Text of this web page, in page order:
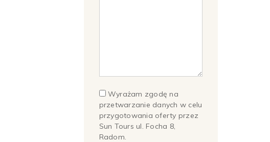
Wyrażam zgodę na
przetwarzanie danych w celu
przygotowania oferty przez
Sun Tours ul. Focha 8,
Radom.